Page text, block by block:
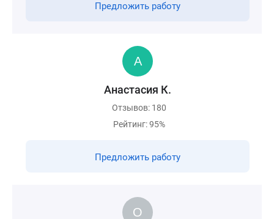
Предложить работу
Анастасия К.
Отзывов: 180
Рейтинг: 95%
Предложить работу